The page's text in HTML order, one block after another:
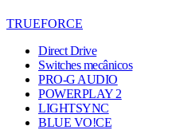
TRUEFORCE
Direct Drive
Switches mecânicos
PRO-G AUDIO
POWERPLAY 2
LIGHTSYNC
BLUE VO!CE